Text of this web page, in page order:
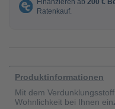
Produktinformationen
Mit dem
Wohnlichkeit bei Ihnen